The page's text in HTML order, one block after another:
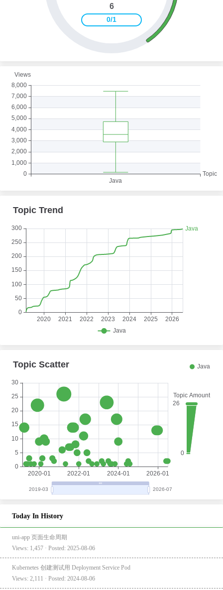
Today In History
uni-app 页面生命周期
Views: 1,457 · Posted: 2025-08-06
Kubernetes 创建测试用 Deployment Service Pod
Views: 2,111 · Posted: 2024-08-06